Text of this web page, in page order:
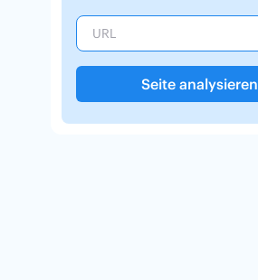
Seite analysieren